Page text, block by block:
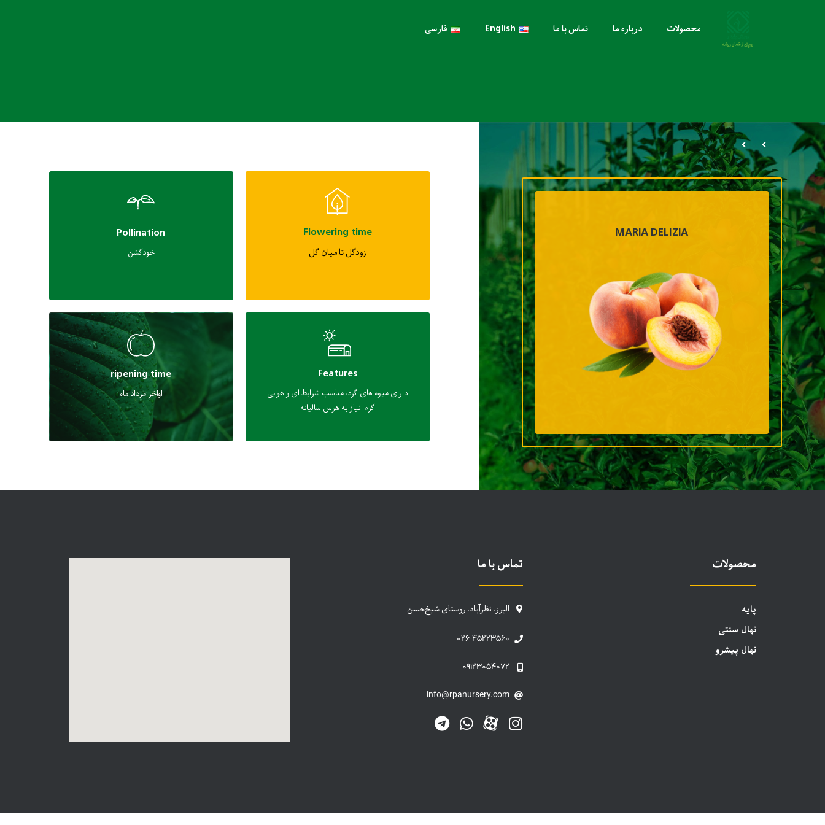
محصولات درباره ما تماس با ما English فارسی
MARIA DELIZIA
Flowering time
زودگل تا میان گل
Pollination
خودگشن
Features
دارای میوه های گرد، مناسب شرایط ای و هوایی
گرم، نیاز به هرس سالیانه
ripening time
اواخر مرداد ماه
محصولات
پایه
نهال سنتی
نهال پیشرو
تماس با ما
البرز، نظرآباد، روستای شیخ‌حسن
۰۲۶-۴۵۲۲۳۵۶۰
۰۹۱۲۳۰۵۴۰۷۲
info@rpanursery.com